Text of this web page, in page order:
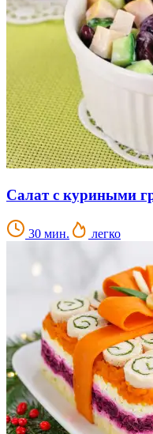
Салат с куриными
30 мин. легко